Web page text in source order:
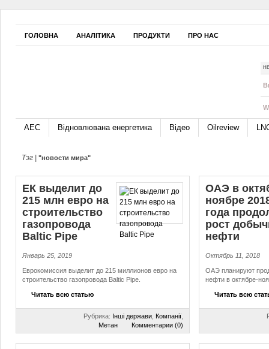
ГОЛОВНА АНАЛІТИКА ПРОДУКТИ ПРО НАС
АЕС Відновлювана енергетика Відео Oilreview
Тэг | "новости мира"
ЕК выделит до
215 млн евро на
строительство
газопровода
Baltic Pipe
Январь 25, 2019
Еврокомиссия выделит до 215 миллионов евро на
строительство газопровода Baltic Pipe.
Читать всю статью
Рубрика: Інші держави Компанії
Метан
Комментарии (0)
ОАЭ в
ноябре
года
рост
нефти
Октябрь 11, 2018
ОАЭ планируют
нефти в октябре-
Читать всю